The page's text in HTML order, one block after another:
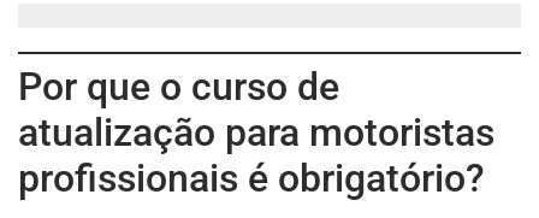
Por que o curso de
atualização para motoristas
profissionais é obrigatório?